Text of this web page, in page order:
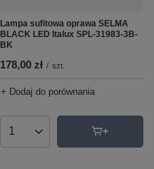
Lampa sufitowa oprawa SELMA
BLACK LED Italux SPL-31983-3B-
BK
178,00 zł / szt.
+ Dodaj do porównania
Ilość produktów